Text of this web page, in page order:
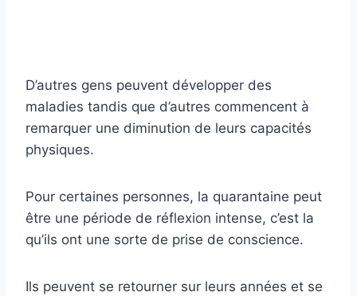
D’autres gens peuvent développer des
maladies tandis que d’autres commencent à
remarquer une diminution de leurs capacités
physiques.
Pour certaines personnes, la quarantaine peut
être une période de réflexion intense, c’est la
qu’ils ont une sorte de prise de conscience.
Ils peuvent se retourner sur leurs années et se